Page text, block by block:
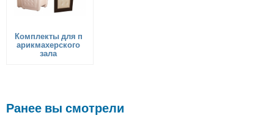
Комплекты для п
арикмахерского
зала
Ранее вы смотрели